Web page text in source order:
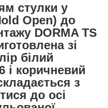
стулки у
Open) до
DORMA TS
зі
білий
і коричневий
з
до осі